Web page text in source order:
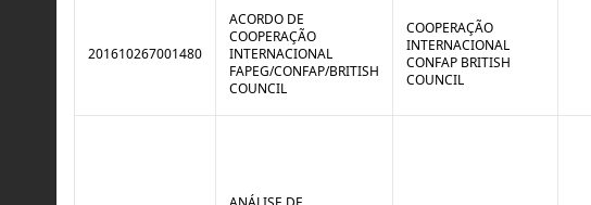
201610267001480
ACORDO DE
COOPERAÇÃO
INTERNACIONAL
FAPEG/CONFAP/BRITISH
COUNCIL
COOPERAÇÃO
INTERNACIONAL
CONFAP BRITISH
COUNCIL